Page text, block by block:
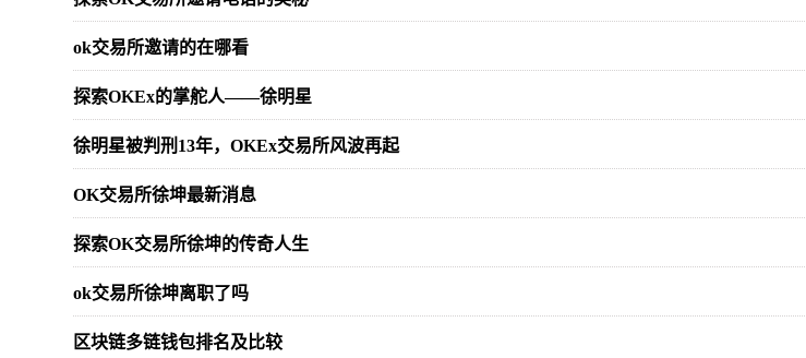
ok交易所邀请的在哪看
探索OKEx的掌舵人——徐明星
徐明星被判刑13年，OKEx交易所风波再起
OK交易所徐坤最新消息
探索OK交易所徐坤的传奇人生
ok交易所徐坤离职了吗
区块链多链钱包排名及比较